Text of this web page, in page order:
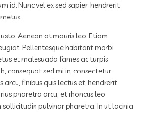
id. Nunc vel ex sed sapien hendrerit
Aenean at mauris leo. Etiam
Pellentesque habitant morbi
et malesuada fames ac turpis
consequat sed mi in, consectetur
arcu, finibus quis lectus et, hendrerit
pharetra arcu, et rhoncus leo
pulvinar pharetra. In ut lacinia